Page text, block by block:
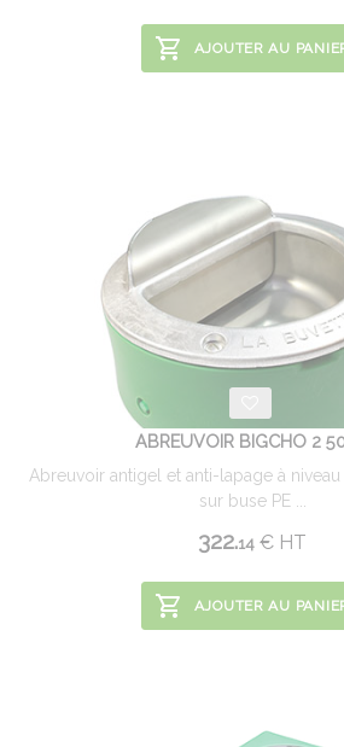
AJOUTER AU
ABREUVOIR BIGCHO 2
Abreuvoir antigel et anti-lapage à
sur buse PE ...
322.14 € HT
AJOUTER AU